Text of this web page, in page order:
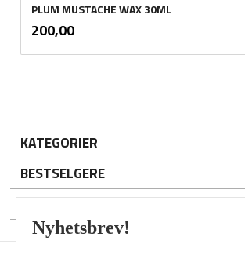
PLUM MUSTACHE WAX 30ML
Pris
200,00mva.
KATEGORIER
BESTSELGERE
DIN KONTO
Nyhetsbrev!